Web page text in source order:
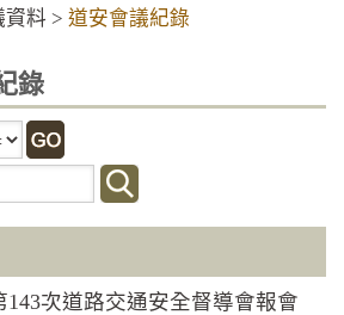
資料 > 道安會議紀錄
錄
鍵
字
搜
143次道路交通安全督導會報會